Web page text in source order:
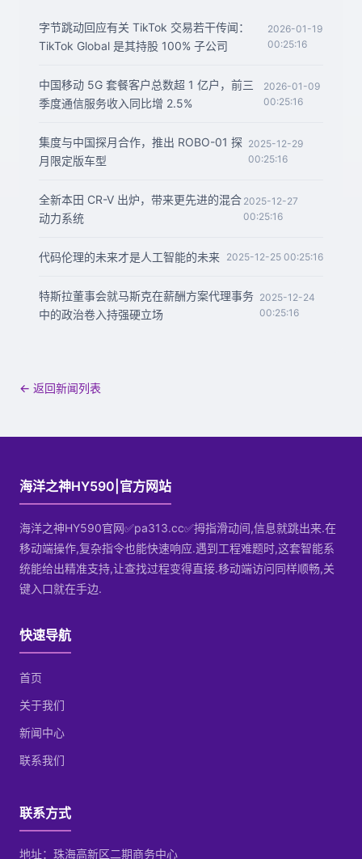
字节跳动回应有关 TikTok 交易若干传闻：
TikTok Global 是其持股 100% 子公司
2026-01-19
00:25:16
中国移动 5G 套餐客户总数超 1 亿户，前三
季度通信服务收入同比增 2.5%
2026-01-09
00:25:16
集度与中国探月合作，推出 ROBO-01 探
月限定版车型
2025-12-29
00:25:16
全新本田 CR-V 出炉，带来更先进的混合
动力系统
2025-12-27
00:25:16
代码伦理的未来才是人工智能的未来 2025-12-25 00:25:16
特斯拉董事会就马斯克在薪酬方案代理事务
中的政治卷入持强硬立场
2025-12-24
00:25:16
← 返回新闻列表
海洋之神HY590|官方网站
海洋之神HY590官网✅pa313.cc✅拇指滑动间,信息就跳出来.在
移动端操作,复杂指令也能快速响应.遇到工程难题时,这套智能系
统能给出精准支持,让查找过程变得直接.移动端访问同样顺畅,关
键入口就在手边.
快速导航
首页
关于我们
新闻中心
联系我们
联系方式
地址：珠海高新区二期商务中心